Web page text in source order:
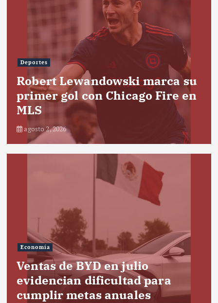
Deportes
Robert Lewandowski marca su
primer gol con Chicago Fire en
MLS
agosto 2, 2026
Economía
Ventas de BYD en julio
evidencian dificultad para
cumplir metas anuales